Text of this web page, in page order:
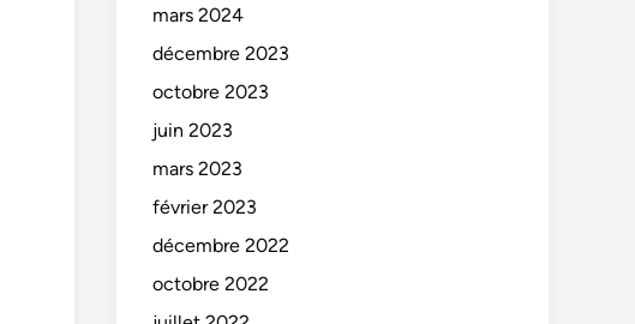
mars 2024
décembre 2023
octobre 2023
juin 2023
mars 2023
février 2023
décembre 2022
octobre 2022